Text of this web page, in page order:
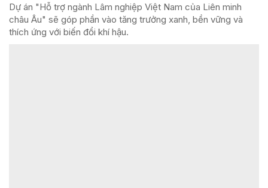
Dự án "Hỗ trợ ngành Lâm nghiệp Việt Nam của Liên minh
châu Âu" sẽ góp phần vào tăng trưởng xanh, bền vững và
thích ứng với biến đổi khí hậu.